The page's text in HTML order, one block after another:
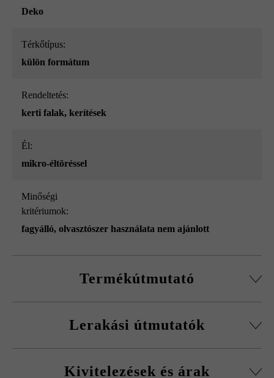
Deko
Térkőtípus:
külön formátum
Rendeltetés:
kerti falak, kerítések
él:
mikro-éltöréssel
Minőségi
kritériumok:
fagyálló, olvasztószer használata nem ajánlott
Termékútmutató
kövekkel, sarokkő-szettel és fedőlapokkal.
Falakhoz és kerítésekhez, valamint előfalazáshoz
Lerakási útmutatók
kitöltőbeton javasolt betonminőségét.
Kivitelezések és árak